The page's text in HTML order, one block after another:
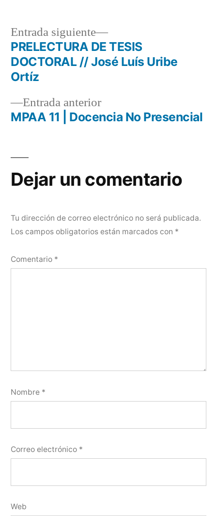
Navegación
de
entradas
Entrada anteriorEntrada
anterior:
MPAA 11 | Docencia No Presencial
Entrada siguiente
Entrada
siguiente:
PRELECTURA DE TESIS
DOCTORAL // José Luís Uribe
Ortíz
Dejar un comentario
Tu dirección de correo electrónico no será publicada.
Los campos obligatorios están marcados con *
Comentario *
Nombre *
Correo electrónico *
Web